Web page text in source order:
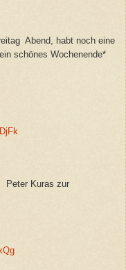
Abend, habt noch eine
schönes Wochenende*
Peter Kuras zur